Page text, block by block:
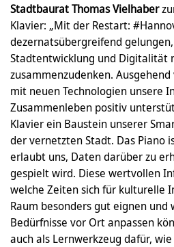
Stadtbaurat Thomas Vielhaber
Klavier: „Mit der Restart:
dezernatsübergreifend
Stadtentwicklung und Digitalität
zusammenzudenken.
mit neuen Technologien unsere
Zusammenleben positiv
Klavier ein Baustein unserer
der vernetzten Stadt. Das Piano
erlaubt uns, Daten darüber zu
gespielt wird. Diese wertvollen
welche Zeiten sich für kulturelle
Raum besonders gut eignen und
Bedürfnisse vor Ort anpassen
auch als Lernwerkzeug dafür,